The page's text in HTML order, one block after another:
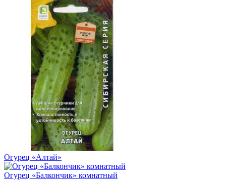
Огурец «Алтай»
Огурец «Балкончик» комнатный